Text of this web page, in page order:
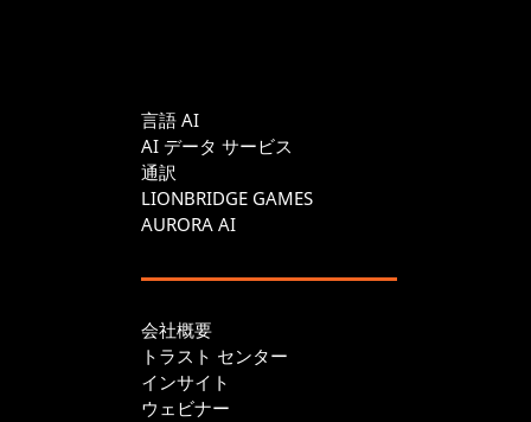
言語 AI
AI データ サービス
通訳
LIONBRIDGE GAMES
AURORA AI
会社概要
トラスト センター
インサイト
ウェビナー